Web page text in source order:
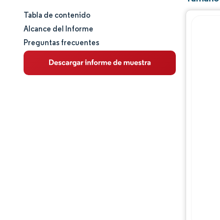
Tamaño y cuota de mercado
Análisis de mercado
Tendencias e ideas
Tabla de contenido
Alcance del Informe
Preguntas frecuentes